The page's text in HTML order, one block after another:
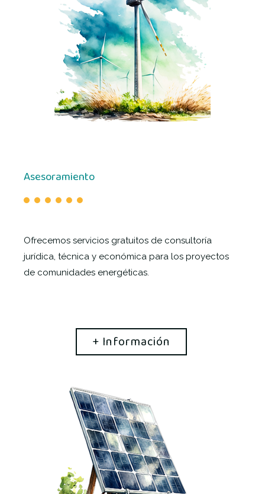
Asesoramiento
Ofrecemos servicios gratuitos de consultoría
jurídica, técnica y económica para los proyectos
de comunidades energéticas.
+ Información